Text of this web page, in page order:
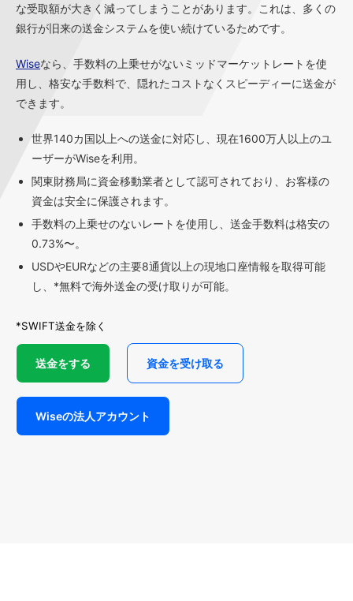
な受取額が大きく減ってしまうことがあります。これは、多くの
銀行が旧来の送金システムを使い続けているためです。
Wiseなら、手数料の上乗せがないミッドマーケットレートを使
用し、格安な手数料で、隠れたコストなくスピーディーに送金が
できます。
世界140カ国以上への送金に対応し、現在1600万人以上のユ
ーザーがWiseを利用。
関東財務局に資金移動業者として認可されており、お客様の
資金は安全に保護されます。
手数料の上乗せのないレートを使用し、送金手数料は格安の
0.73%〜。
USDやEURなどの主要8通貨以上の現地口座情報を取得可能
し、*無料で海外送金の受け取りが可能。
*SWIFT送金を除く
送金をする 資金を受け取る
Wiseの法人アカウント